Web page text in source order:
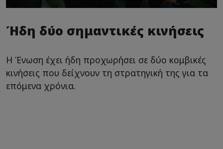
Ήδη δύο σημαντικές κινήσεις
Η Ένωση έχει ήδη προχωρήσει σε δύο κομβικές
κινήσεις που δείχνουν τη στρατηγική της για τα
επόμενα χρόνια.